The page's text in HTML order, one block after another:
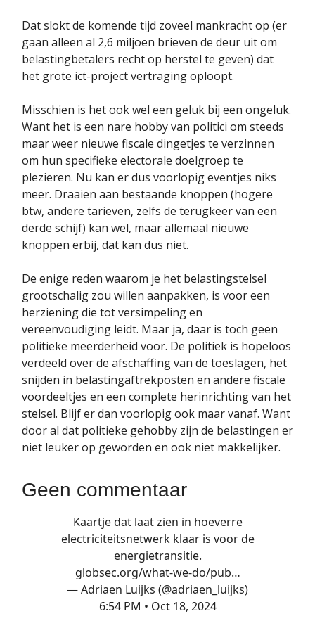
Dat slokt de komende tijd zoveel mankracht op (er
gaan alleen al 2,6 miljoen brieven de deur uit om
belastingbetalers recht op herstel te geven) dat
het grote ict-project vertraging oploopt.
Misschien is het ook wel een geluk bij een ongeluk.
Want het is een nare hobby van politici om steeds
maar weer nieuwe fiscale dingetjes te verzinnen
om hun specifieke electorale doelgroep te
plezieren. Nu kan er dus voorlopig eventjes niks
meer. Draaien aan bestaande knoppen (hogere
btw, andere tarieven, zelfs de terugkeer van een
derde schijf) kan wel, maar allemaal nieuwe
knoppen erbij, dat kan dus niet.
De enige reden waarom je het belastingstelsel
grootschalig zou willen aanpakken, is voor een
herziening die tot versimpeling en
vereenvoudiging leidt. Maar ja, daar is toch geen
politieke meerderheid voor. De politiek is hopeloos
verdeeld over de afschaffing van de toeslagen, het
snijden in belastingaftrekposten en andere fiscale
voordeeltjes en een complete herinrichting van het
stelsel. Blijf er dan voorlopig ook maar vanaf. Want
door al dat politieke gehobby zijn de belastingen er
niet leuker op geworden en ook niet makkelijker.
Geen commentaar
Kaartje dat laat zien in hoeverre
electriciteitsnetwerk klaar is voor de
energietransitie.
globsec.org/what-we-do/pub…
— Adriaen Luijks (@adriaen_luijks)
6:54 PM • Oct 18, 2024